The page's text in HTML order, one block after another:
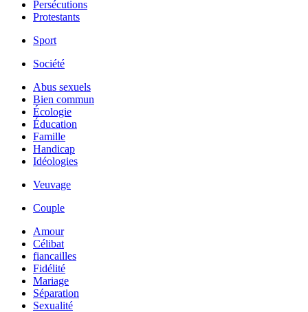
Persécutions
Protestants
Sport
Société
Abus sexuels
Bien commun
Écologie
Éducation
Famille
Handicap
Idéologies
Veuvage
Couple
Amour
Célibat
fiancailles
Fidélité
Mariage
Séparation
Sexualité